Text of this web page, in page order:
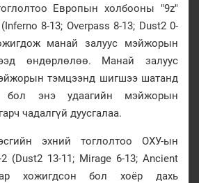
Европын холбооны "9z"
8-13; Overpass 8-13; Dust2 0-
манай залуус мэйжорын
өндөрлөлөө. Манай залуус
тэмцээнд шигшээ шатанд
бол энэ удаагийн мэйжорын
чадалгүй дуусгалаа.
эхний тоглолтоо ОХУ-ын
(Dust2 13-11; Mirage 6-13; Ancient
хожигдсон бол хоёр дахь